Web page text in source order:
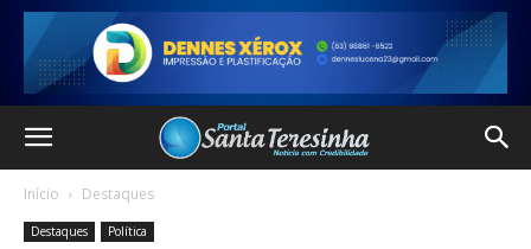
Início Destaques
Destaques Política